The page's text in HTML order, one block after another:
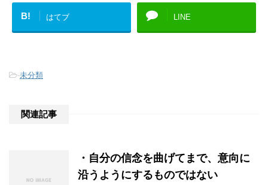
B! はてブ LINE
-未分類
関連記事
・自分の信念を曲げてまで、意向に
沿うようにするものではない